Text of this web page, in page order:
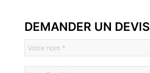
DEMANDER UN DEVIS